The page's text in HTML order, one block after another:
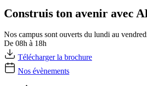
Construis ton avenir avec
Nos campus sont ouverts du lundi au
De 08h à 18h
Télécharger la brochure
Nos évènements